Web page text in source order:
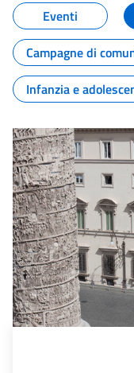
Eventi
Campagne di
Infanzia e